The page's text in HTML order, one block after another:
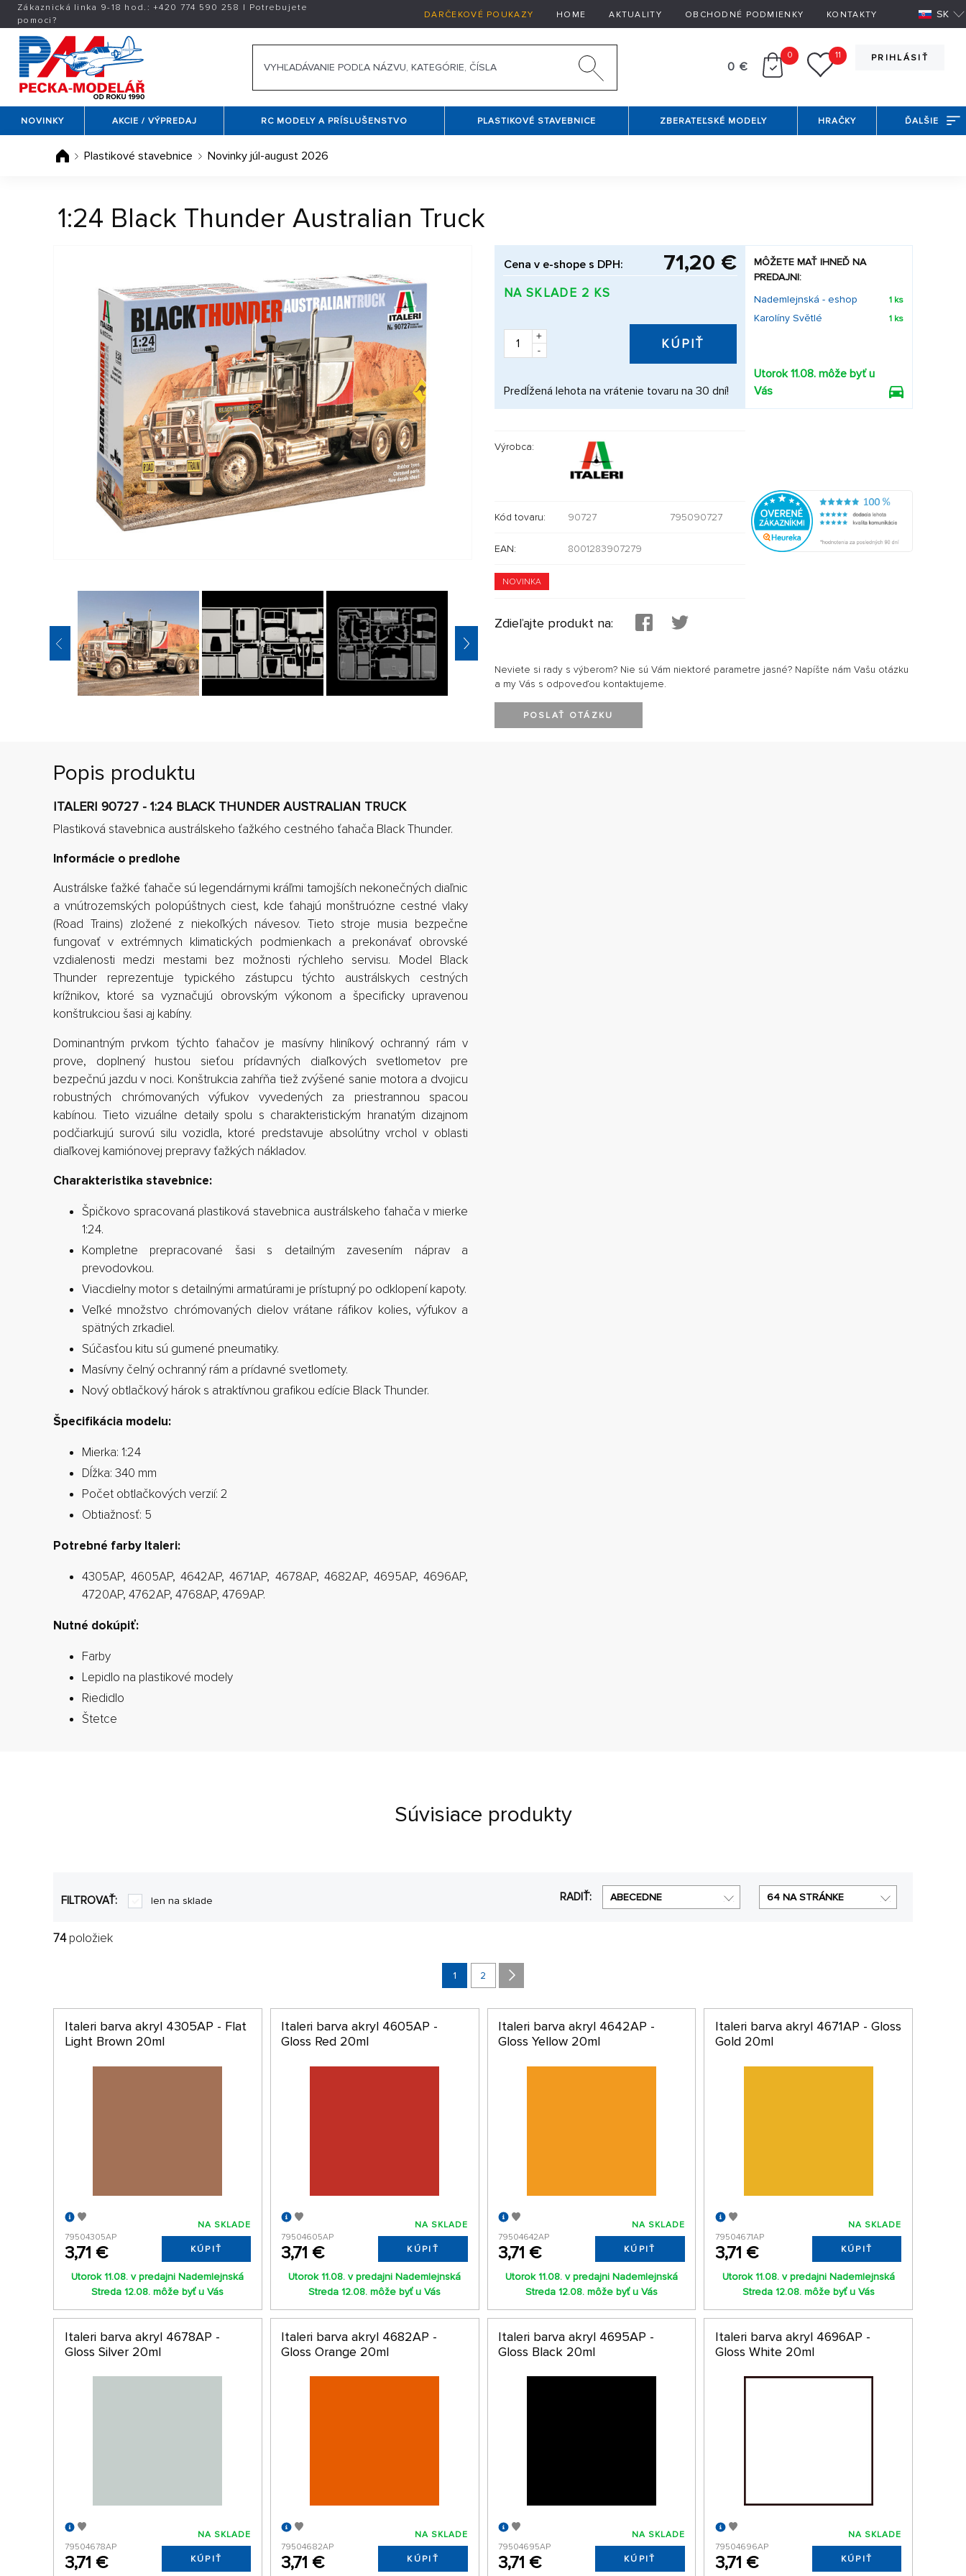
Zákaznická linka 9-18 hod.:+420 774 590 258 | Potrebujete
pomoci?
DARČEKOVÉ POUKAZY HOME AKTUALITY OBCHODNÉ PODMIENKY KONTAKTY SK
PRIHLÁSIŤ
0 €
0 11
NOVINKY AKCIE / VÝPREDAJ RC MODELY A PRÍSLUŠENSTVO PLASTIKOVÉ STAVEBNICE ZBERATEĽSKÉ MODELY HRAČKY ĎALŠIE
Plastikové stavebnice Novinky júl-august 2026
1:24 Black Thunder Australian Truck
Cena v e-shope s DPH: 71,20 €
NA SKLADE 2 KS
+
-
KÚPIŤ
Predĺžená lehota na vrátenie tovaru na 30 dní!
MÔŽETE MAŤ IHNEĎ NA
PREDAJNI:
Nademlejnská - eshop
1 ks
Karolíny Světlé 1 ks
Utorok 11.08. môže byť u
Vás
Výrobca:
Kód tovaru: 90727 795090727
EAN: 8001283907279
NOVINKA
Zdieľajte produkt na:
Neviete si rady s výberom? Nie sú Vám niektoré parametre jasné? Napíšte nám Vašu otázku
a my Vás s odpoveďou kontaktujeme.
POSLAŤ OTÁZKU
Popis produktu
ITALERI 90727 - 1:24 BLACK THUNDER AUSTRALIAN TRUCK
Plastiková stavebnica austrálskeho ťažkého cestného ťahača Black Thunder.
Informácie o predlohe
Austrálske ťažké ťahače sú legendárnymi kráľmi tamojších nekonečných diaľnic
a vnútrozemských polopúštnych ciest, kde ťahajú monštruózne cestné vlaky
(Road Trains) zložené z niekoľkých návesov. Tieto stroje musia bezpečne
fungovať v extrémnych klimatických podmienkach a prekonávať obrovské
vzdialenosti medzi mestami bez možnosti rýchleho servisu. Model Black
Thunder reprezentuje typického zástupcu týchto austrálskych cestných
krížnikov, ktoré sa vyznačujú obrovským výkonom a špecificky upravenou
konštrukciou šasi aj kabíny.
Dominantným prvkom týchto ťahačov je masívny hliníkový ochranný rám v
prove, doplnený hustou sieťou prídavných diaľkových svetlometov pre
bezpečnú jazdu v noci. Konštrukcia zahŕňa tiež zvýšené sanie motora a dvojicu
robustných chrómovaných výfukov vyvedených za priestrannou spacou
kabínou. Tieto vizuálne detaily spolu s charakteristickým hranatým dizajnom
podčiarkujú surovú silu vozidla, ktoré predstavuje absolútny vrchol v oblasti
diaľkovej kamiónovej prepravy ťažkých nákladov.
Charakteristika stavebnice:
Špičkovo spracovaná plastiková stavebnica austrálskeho ťahača v mierke
1:24.
Kompletne prepracované šasi s detailným zavesením náprav a
prevodovkou.
Viacdielny motor s detailnými armatúrami je prístupný po odklopení kapoty.
Veľké množstvo chrómovaných dielov vrátane ráfikov kolies, výfukov a
spätných zrkadiel.
Súčasťou kitu sú gumené pneumatiky.
Masívny čelný ochranný rám a prídavné svetlomety.
Nový obtlačkový hárok s atraktívnou grafikou edície Black Thunder.
Špecifikácia modelu:
Mierka: 1:24
Dĺžka: 340 mm
Počet obtlačkových verzií: 2
Obtiažnosť: 5
Potrebné farby Italeri:
4305AP, 4605AP, 4642AP, 4671AP, 4678AP, 4682AP, 4695AP, 4696AP,
4720AP, 4762AP, 4768AP, 4769AP.
Nutné dokúpiť:
Farby
Lepidlo na plastikové modely
Riedidlo
Štetce
Súvisiace produkty
FILTROVAŤ: len na sklade RADIŤ: ABECEDNE 64 NA STRÁNKE
74položiek
1 2
Italeri barva akryl 4305AP - Flat
Light Brown 20ml
79504305AP
3,71 €
NA SKLADE
KÚPIŤ
Utorok 11.08. v predajni Nademlejnská
Streda 12.08. môže byť u Vás
Italeri barva akryl 4605AP -
Gloss Red 20ml
79504605AP
3,71 €
NA SKLADE
KÚPIŤ
Utorok 11.08. v predajni Nademlejnská
Streda 12.08. môže byť u Vás
Italeri barva akryl 4642AP -
Gloss Yellow 20ml
79504642AP
3,71 €
NA SKLADE
KÚPIŤ
Utorok 11.08. v predajni Nademlejnská
Streda 12.08. môže byť u Vás
Italeri barva akryl 4671AP - Gloss
Gold 20ml
79504671AP
3,71 €
NA SKLADE
KÚPIŤ
Utorok 11.08. v predajni Nademlejnská
Streda 12.08. môže byť u Vás
Italeri barva akryl 4678AP -
Gloss Silver 20ml
79504678AP
3,71 €
NA SKLADE
KÚPIŤ
Italeri barva akryl 4682AP -
Gloss Orange 20ml
79504682AP
3,71 €
NA SKLADE
KÚPIŤ
Italeri barva akryl 4695AP -
Gloss Black 20ml
79504695AP
3,71 €
NA SKLADE
KÚPIŤ
Italeri barva akryl 4696AP -
Gloss White 20ml
79504696AP
3,71 €
NA SKLADE
KÚPIŤ